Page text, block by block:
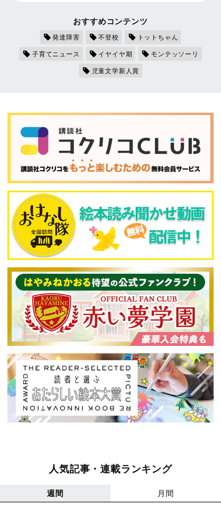
おすすめコンテンツ
発達障害 不登校
トットちゃん
子育てニュース
イヤイヤ期
モンテッソーリ
児童文学新人賞
人気記事・連載ランキング
週間 月間